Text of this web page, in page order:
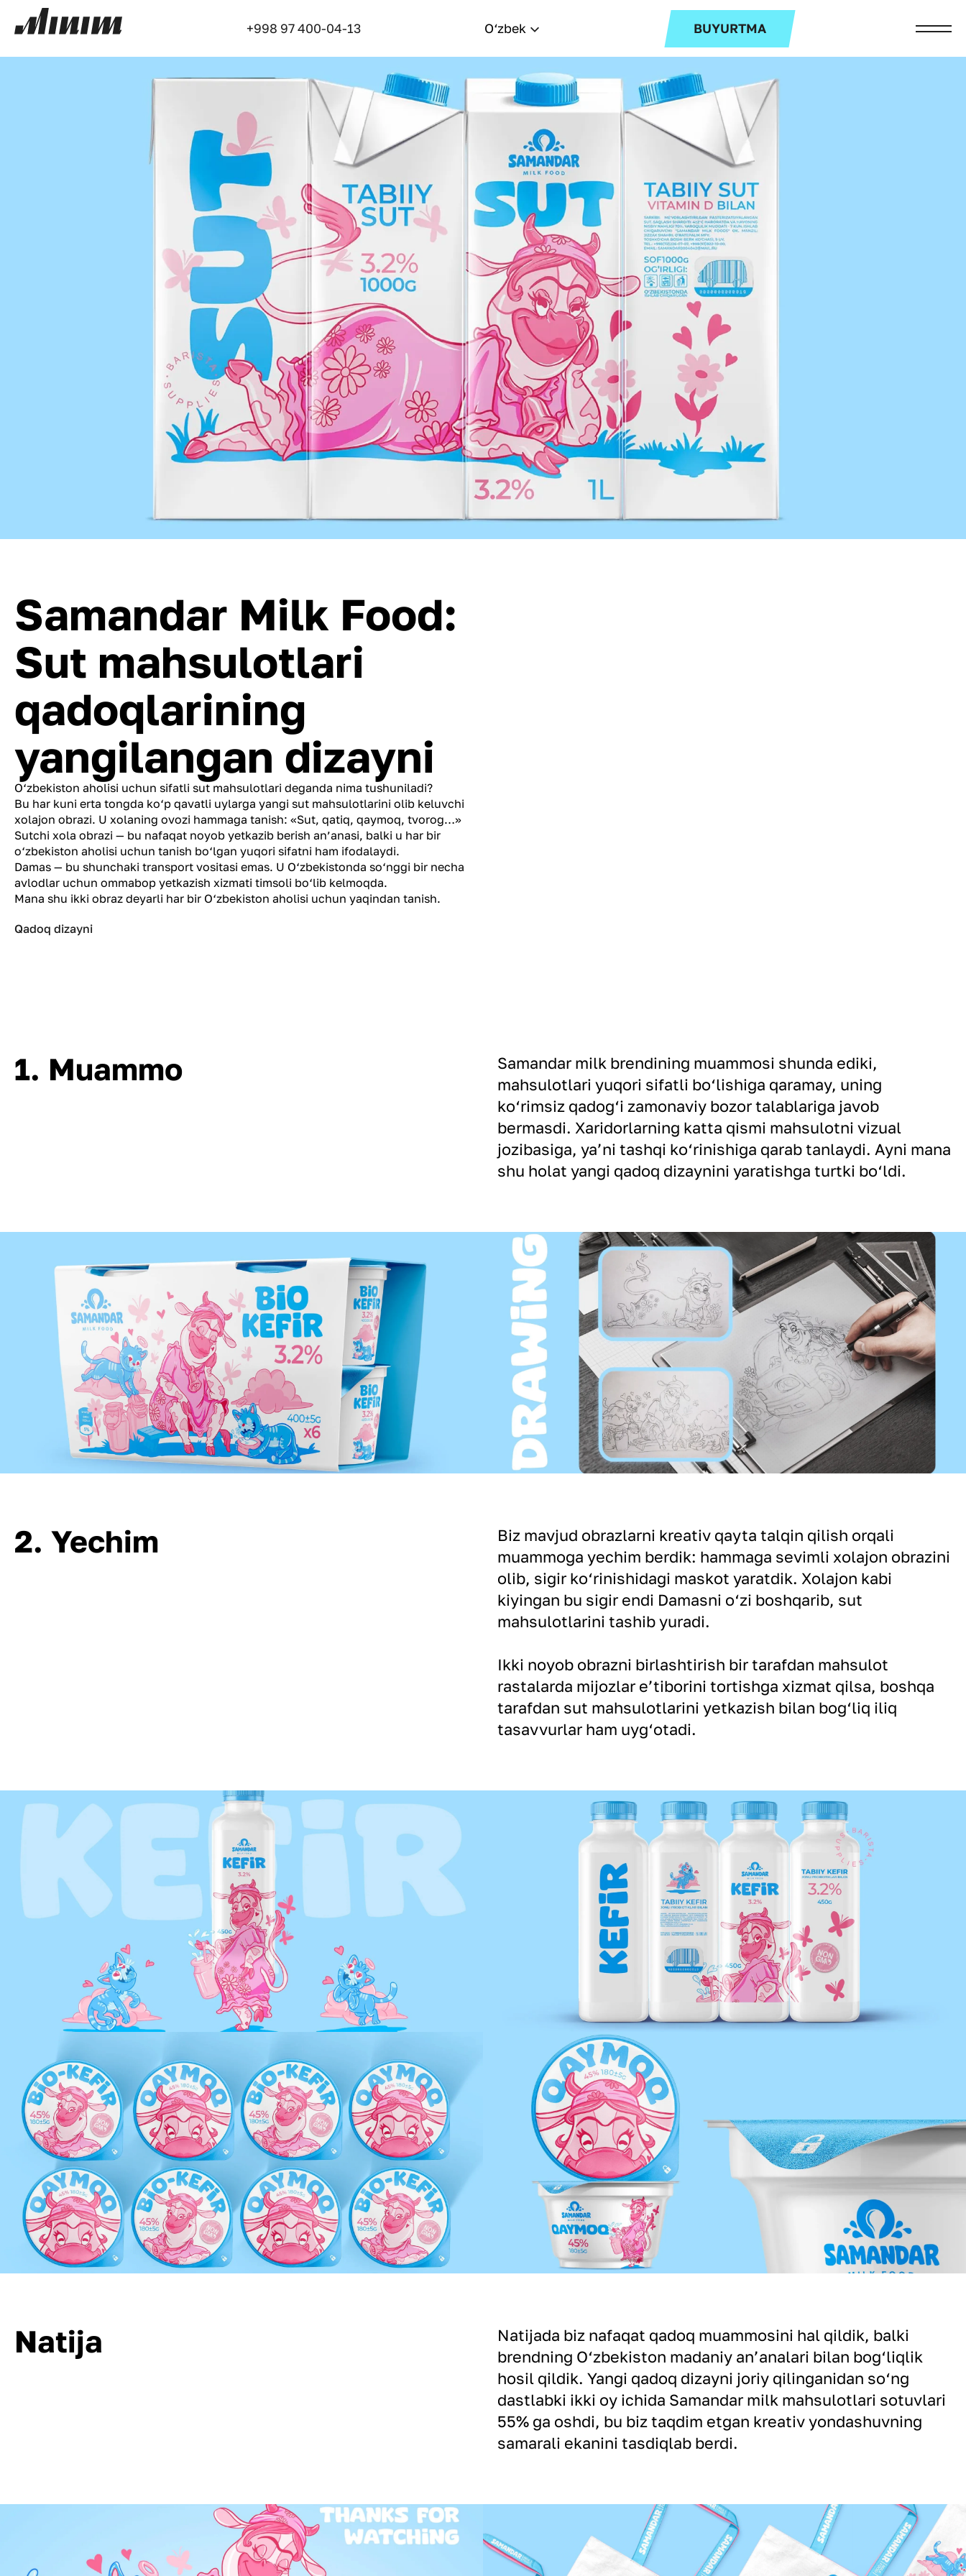
+998 97 400-04-13 O‘zbek BUYURTMA
Samandar Milk Food:
Sut mahsulotlari
qadoqlarining
yangilangan dizayni
O‘zbekiston aholisi uchun sifatli sut mahsulotlari deganda nima tushuniladi?
Bu har kuni erta tongda ko‘p qavatli uylarga yangi sut mahsulotlarini olib keluvchi
xolajon obrazi. U xolaning ovozi hammaga tanish: «Sut, qatiq, qaymoq, tvorog…»
Sutchi xola obrazi — bu nafaqat noyob yetkazib berish an’anasi, balki u har bir
o‘zbekiston aholisi uchun tanish bo‘lgan yuqori sifatni ham ifodalaydi.
Damas — bu shunchaki transport vositasi emas. U O‘zbekistonda so‘nggi bir necha
avlodlar uchun ommabop yetkazish xizmati timsoli bo‘lib kelmoqda.
Mana shu ikki obraz deyarli har bir O‘zbekiston aholisi uchun yaqindan tanish.
Qadoq dizayni
1. Muammo
Samandar milk brendining muammosi shunda ediki,
mahsulotlari yuqori sifatli bo‘lishiga qaramay, uning
ko‘rimsiz qadog‘i zamonaviy bozor talablariga javob
bermasdi. Xaridorlarning katta qismi mahsulotni vizual
jozibasiga, ya’ni tashqi ko‘rinishiga qarab tanlaydi. Ayni mana
shu holat yangi qadoq dizaynini yaratishga turtki bo‘ldi.
2. Yechim
Biz mavjud obrazlarni kreativ qayta talqin qilish orqali
muammoga yechim berdik: hammaga sevimli xolajon obrazini
olib, sigir ko‘rinishidagi maskot yaratdik. Xolajon kabi
kiyingan bu sigir endi Damasni o‘zi boshqarib, sut
mahsulotlarini tashib yuradi.
Ikki noyob obrazni birlashtirish bir tarafdan mahsulot
rastalarda mijozlar e’tiborini tortishga xizmat qilsa, boshqa
tarafdan sut mahsulotlarini yetkazish bilan bog‘liq iliq
tasavvurlar ham uyg‘otadi.
Natija
Natijada biz nafaqat qadoq muammosini hal qildik, balki
brendning O‘zbekiston madaniy an’analari bilan bog‘liqlik
hosil qildik. Yangi qadoq dizayni joriy qilinganidan so‘ng
dastlabki ikki oy ichida Samandar milk mahsulotlari sotuvlari
55% ga oshdi, bu biz taqdim etgan kreativ yondashuvning
samarali ekanini tasdiqlab berdi.